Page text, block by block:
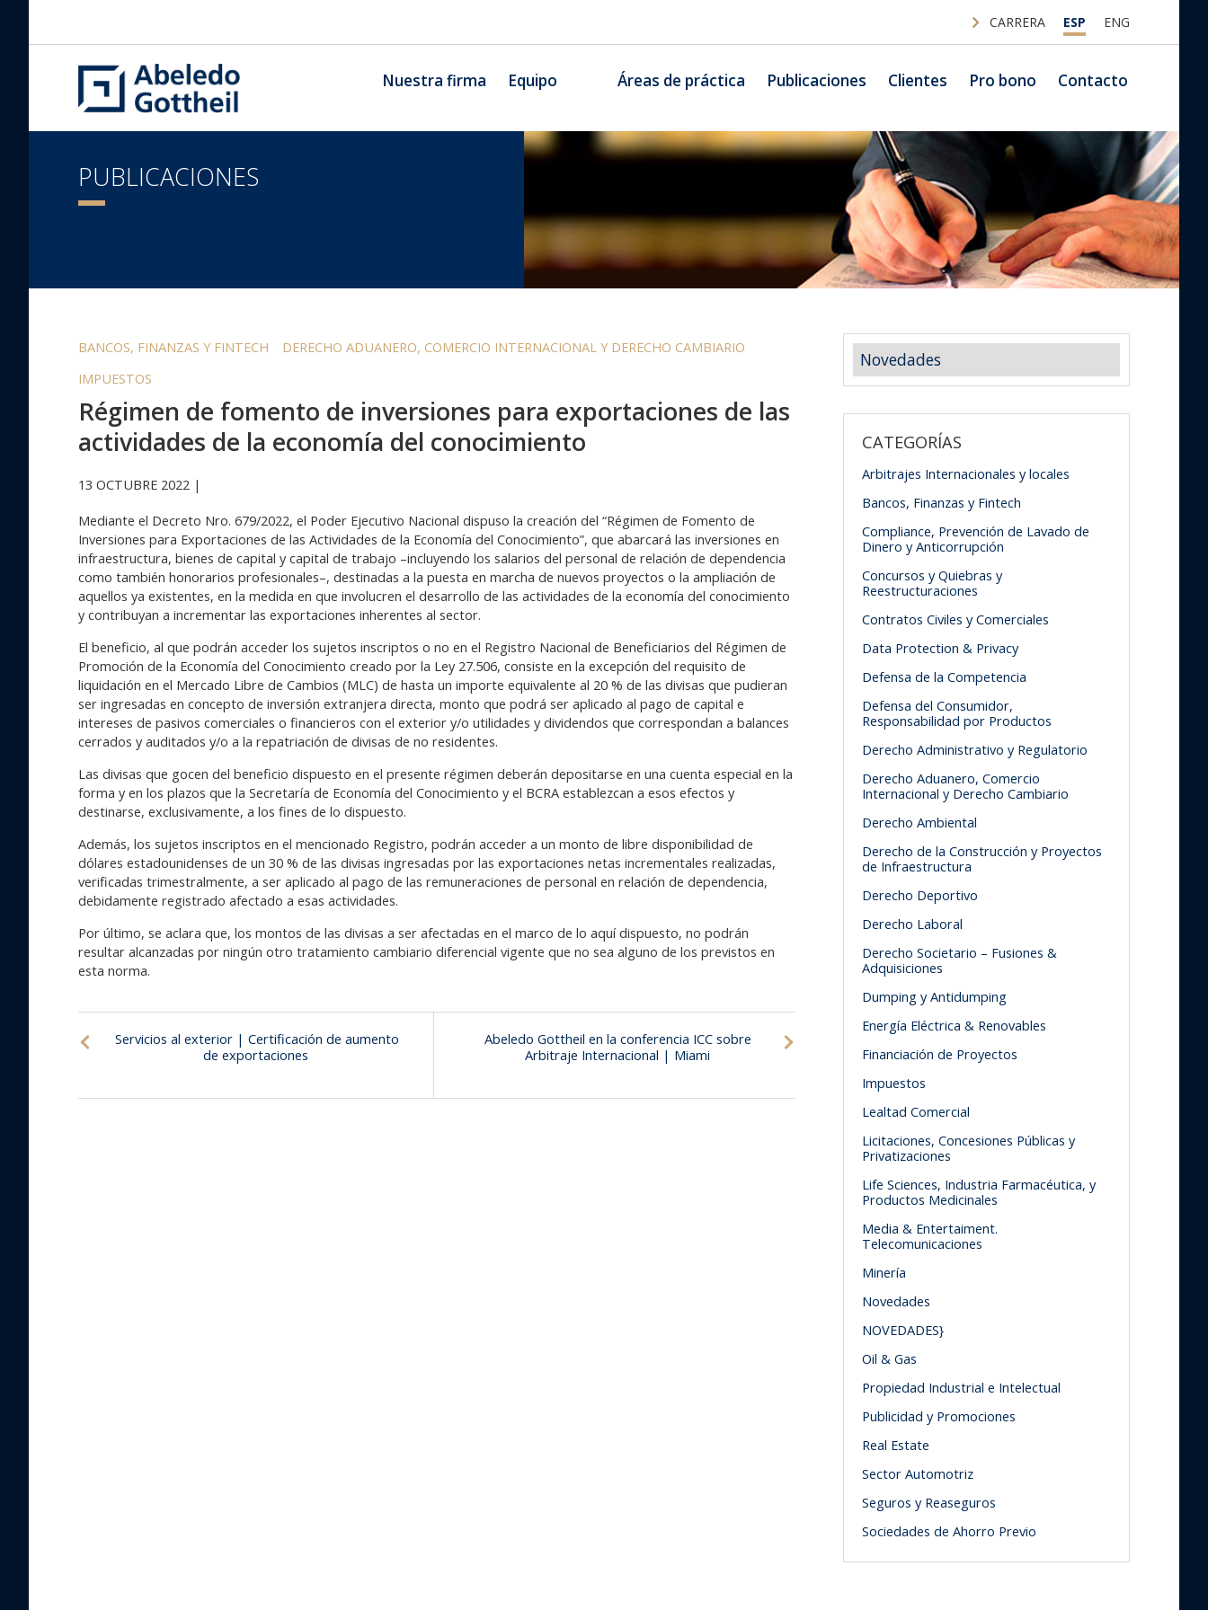
CARRERA ESP ENG
Nuestra firma Equipo Áreas de práctica Publicaciones Clientes Pro bono Contacto
PUBLICACIONES
BANCOS, FINANZAS Y FINTECH
DERECHO ADUANERO, COMERCIO INTERNACIONAL Y DERECHO CAMBIARIO
IMPUESTOS
Régimen de fomento de inversiones para exportaciones de las
actividades de la economía del conocimiento
13 OCTUBRE 2022 |
Mediante el Decreto Nro. 679/2022, el Poder Ejecutivo Nacional dispuso la creación del “Régimen de Fomento de
Inversiones para Exportaciones de las Actividades de la Economía del Conocimiento”, que abarcará las inversiones en
infraestructura, bienes de capital y capital de trabajo –incluyendo los salarios del personal de relación de dependencia
como también honorarios profesionales–, destinadas a la puesta en marcha de nuevos proyectos o la ampliación de
aquellos ya existentes, en la medida en que involucren el desarrollo de las actividades de la economía del conocimiento
y contribuyan a incrementar las exportaciones inherentes al sector.
El beneficio, al que podrán acceder los sujetos inscriptos o no en el Registro Nacional de Beneficiarios del Régimen de
Promoción de la Economía del Conocimiento creado por la Ley 27.506, consiste en la excepción del requisito de
liquidación en el Mercado Libre de Cambios (MLC) de hasta un importe equivalente al 20 % de las divisas que pudieran
ser ingresadas en concepto de inversión extranjera directa, monto que podrá ser aplicado al pago de capital e
intereses de pasivos comerciales o financieros con el exterior y/o utilidades y dividendos que correspondan a balances
cerrados y auditados y/o a la repatriación de divisas de no residentes.
Las divisas que gocen del beneficio dispuesto en el presente régimen deberán depositarse en una cuenta especial en la
forma y en los plazos que la Secretaría de Economía del Conocimiento y el BCRA establezcan a esos efectos y
destinarse, exclusivamente, a los fines de lo dispuesto.
Además, los sujetos inscriptos en el mencionado Registro, podrán acceder a un monto de libre disponibilidad de
dólares estadounidenses de un 30 % de las divisas ingresadas por las exportaciones netas incrementales realizadas,
verificadas trimestralmente, a ser aplicado al pago de las remuneraciones de personal en relación de dependencia,
debidamente registrado afectado a esas actividades.
Por último, se aclara que, los montos de las divisas a ser afectadas en el marco de lo aquí dispuesto, no podrán
resultar alcanzadas por ningún otro tratamiento cambiario diferencial vigente que no sea alguno de los previstos en
esta norma.
Servicios al exterior | Certificación de aumento
de exportaciones
Abeledo Gottheil en la conferencia ICC sobre
Arbitraje Internacional | Miami
Novedades
CATEGORÍAS
Arbitrajes Internacionales y locales
Bancos, Finanzas y Fintech
Compliance, Prevención de Lavado de
Dinero y Anticorrupción
Concursos y Quiebras y
Reestructuraciones
Contratos Civiles y Comerciales
Data Protection & Privacy
Defensa de la Competencia
Defensa del Consumidor,
Responsabilidad por Productos
Derecho Administrativo y Regulatorio
Derecho Aduanero, Comercio
Internacional y Derecho Cambiario
Derecho Ambiental
Derecho de la Construcción y Proyectos
de Infraestructura
Derecho Deportivo
Derecho Laboral
Derecho Societario – Fusiones &
Adquisiciones
Dumping y Antidumping
Energía Eléctrica & Renovables
Financiación de Proyectos
Impuestos
Lealtad Comercial
Licitaciones, Concesiones Públicas y
Privatizaciones
Life Sciences, Industria Farmacéutica, y
Productos Medicinales
Media & Entertaiment.
Telecomunicaciones
Minería
Novedades
NOVEDADES}
Oil & Gas
Propiedad Industrial e Intelectual
Publicidad y Promociones
Real Estate
Sector Automotriz
Seguros y Reaseguros
Sociedades de Ahorro Previo